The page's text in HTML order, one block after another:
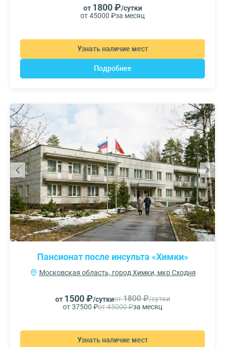
от 1800 ₽/сутки
от 45000 ₽за месяц
Узнать наличие мест
Подробнее
Пансионат после инсульта «Химки»
Московская область, город Химки, мкр Сходня
от 1500 ₽/суткиот1800 ₽/сутки
от 37500 ₽от 45000 ₽за месяц
Узнать наличие мест